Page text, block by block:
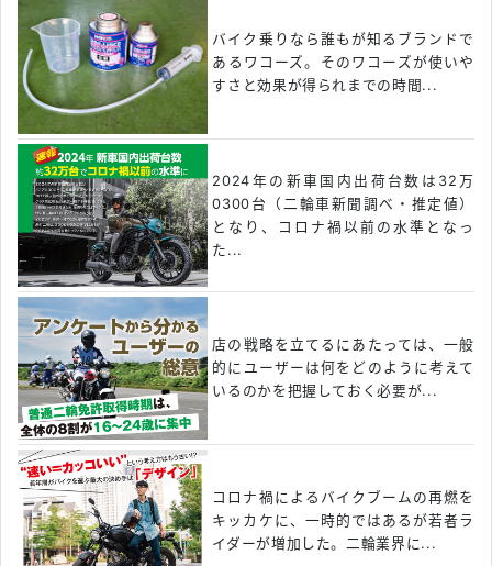
バイク乗りなら誰もが知るブランドで
あるワコーズ。そのワコーズが使いや
すさと効果が得られまでの時間...
2024年の新車国内出荷台数は32万
0300台（二輪車新聞調べ・推定値）
となり、コロナ禍以前の水準となっ
た...
店の戦略を立てるにあたっては、一般
的にユーザーは何をどのように考えて
いるのかを把握しておく必要が...
コロナ禍によるバイクブームの再燃を
キッカケに、一時的ではあるが若者ラ
イダーが増加した。二輪業界に...